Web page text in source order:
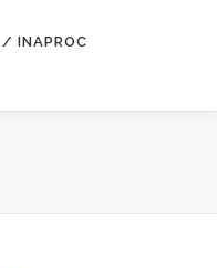
INAPROC